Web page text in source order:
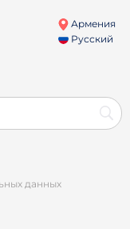
Армения
Русский
данных